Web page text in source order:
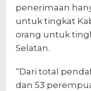
penerimaan
untuk tingkat
orang untuk
Selatan.
“Dari total
dan 53